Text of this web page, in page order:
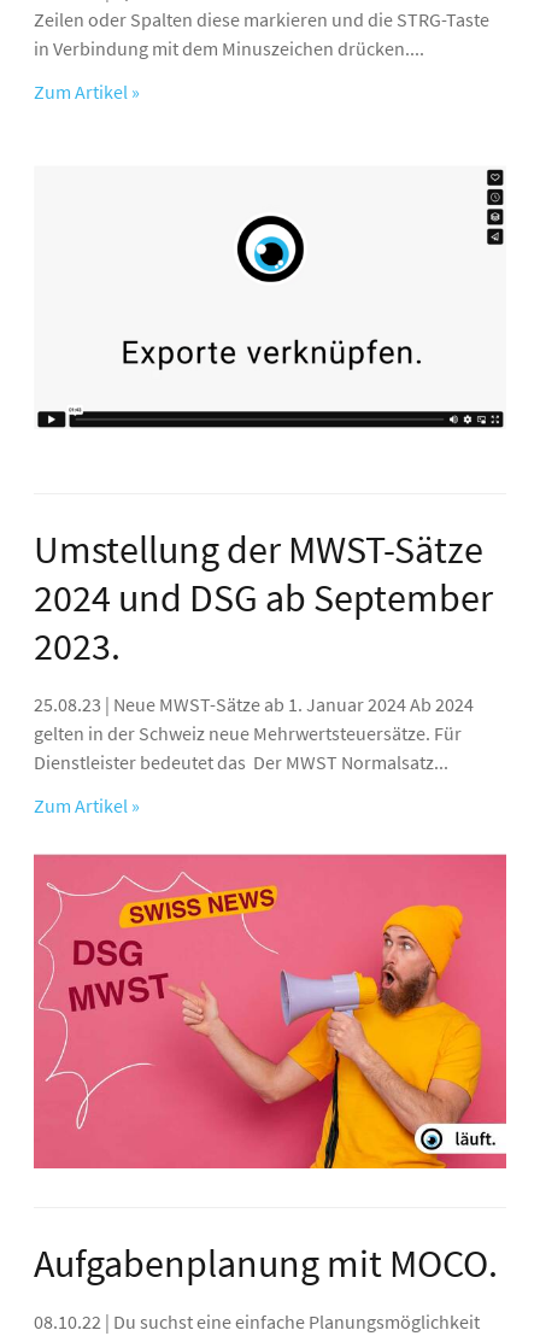
Zeilen oder Spalten diese markieren und die STRG-Taste
in Verbindung mit dem Minuszeichen drücken....
Zum Artikel »
Umstellung der MWST-Sätze
2024 und DSG ab September
2023.
25.08.23 | Neue MWST-Sätze ab 1. Januar 2024 Ab 2024
gelten in der Schweiz neue Mehrwertsteuersätze. Für
Dienstleister bedeutet das Der MWST Normalsatz...
Zum Artikel »
Aufgabenplanung mit MOCO.
08.10.22 | Du suchst eine einfache Planungsmöglichkeit